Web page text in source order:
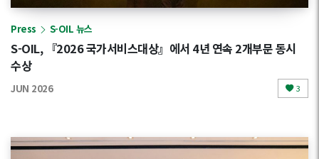
Press S-OIL 뉴스
S-OIL, 『2026 국가서비스대상』에서 4년 연속 2개부문 동시
수상
JUN 2026 3